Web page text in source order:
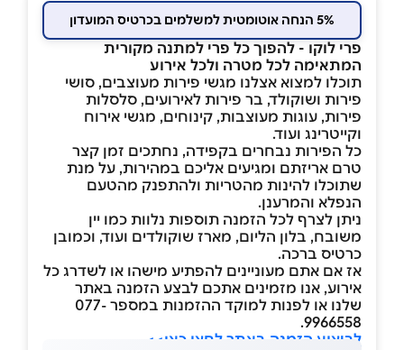
5% הנחה אוטומטית למשלמים בכרטיס המועדון
פרי לוקו - להפוך כל פרי למתנה מקורית
המתאימה לכל מטרה ולכל אירוע
תוכלו למצוא אצלנו מגשי פירות מעוצבים, סושי
פירות ושוקולד, בר פירות לאירועים, סלסלות
פירות, עוגות מעוצבות, קינוחים, מגשי אירוח
וקייטרינג ועוד.
כל הפירות נבחרים בקפידה, נחתכים זמן קצר
טרם אריזתם ומגיעים אליכם במהירות, על מנת
שתוכלו להינות מהטריות ולהתפנק מהטעם
הנפלא והמרענן.
ניתן לצרף לכל הזמנה תוספות נלוות כמו יין
משובח, בלון הליום, מארז שוקולדים ועוד, וכמובן
כרטיס ברכה.
אז אם אתם מעוניינים להפתיע מישהו או לשדרג כל
אירוע, אנו מזמינים אתכם לבצע הזמנה באתר
שלנו או לפנות למוקד ההזמנות במספר 077-
9966558.
לביצוע הזמנה באתר לחצו כאן>>